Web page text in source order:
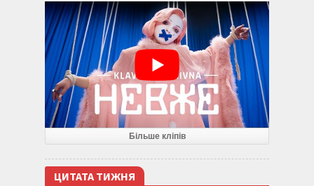
Більше кліпів
ЦИТАТА ТИЖНЯ